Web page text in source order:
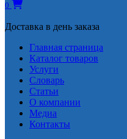
0
Доставка в день заказа
Главная страница
Каталог товаров
Услуги
Словарь
Статьи
О компании
Медиа
Контакты